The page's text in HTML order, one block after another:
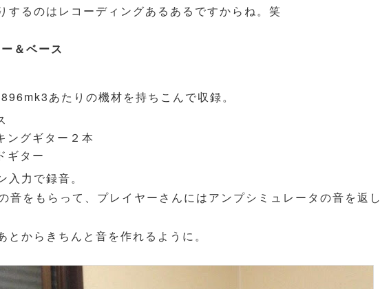
するのはレコーディングあるあるですからね。笑
＆ベース
あたりの機材を持ちこんで収録。
ングギター２本
ギター
入力で録音。
音をもらって、プレイヤーさんにはアンプシミュレータの音を返し
とからきちんと音を作れるように。